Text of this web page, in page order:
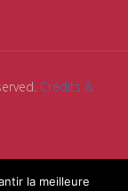
Crédits &
la meilleure